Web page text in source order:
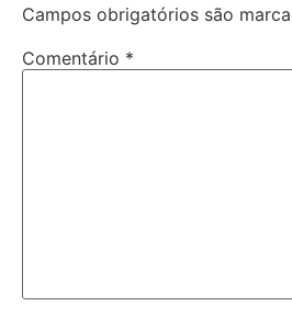
Campos obrigatórios são
Comentário *